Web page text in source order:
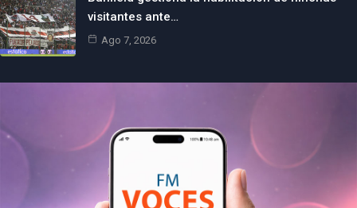
visitantes ante…
Ago 7, 2026